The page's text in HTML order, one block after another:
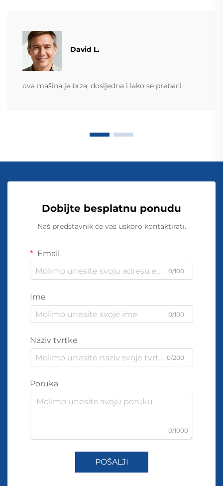
David L.
ova mašina je brza, dosljedna i lako se prebaci
Dobijte besplatnu ponudu
Naš predstavnik će vas uskoro kontaktirati.
Email
0/100
Ime
0/100
Naziv tvrtke
0/200
Poruka
0/1000
POŠALJI